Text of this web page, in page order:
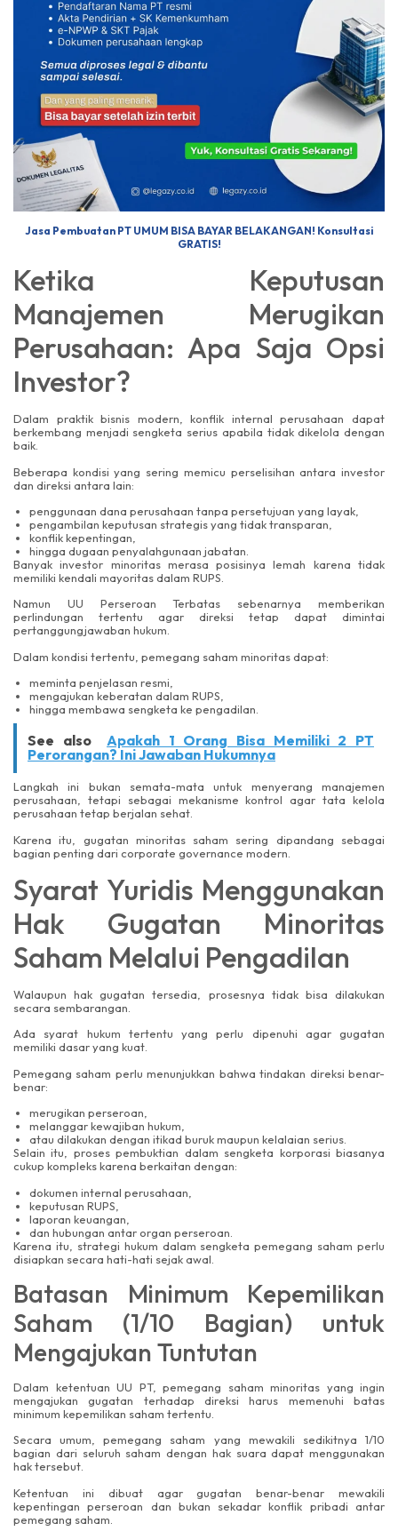
Jasa Pembuatan PT UMUM BISA BAYAR BELAKANGAN! Konsultasi
GRATIS!
Ketika Keputusan
Manajemen Merugikan
Perusahaan: Apa Saja Opsi
Investor?
Dalam praktik bisnis modern, konflik internal perusahaan dapat
berkembang menjadi sengketa serius apabila tidak dikelola dengan
baik.
Beberapa kondisi yang sering memicu perselisihan antara investor
dan direksi antara lain:
penggunaan dana perusahaan tanpa persetujuan yang layak,
pengambilan keputusan strategis yang tidak transparan,
konflik kepentingan,
hingga dugaan penyalahgunaan jabatan.
Banyak investor minoritas merasa posisinya lemah karena tidak
memiliki kendali mayoritas dalam RUPS.
Namun UU Perseroan Terbatas sebenarnya memberikan
perlindungan tertentu agar direksi tetap dapat dimintai
pertanggungjawaban hukum.
Dalam kondisi tertentu, pemegang saham minoritas dapat:
meminta penjelasan resmi,
mengajukan keberatan dalam RUPS,
hingga membawa sengketa ke pengadilan.
See also
Apakah 1 Orang Bisa Memiliki 2 PT
Perorangan? Ini Jawaban Hukumnya
Langkah ini bukan semata-mata untuk menyerang manajemen
perusahaan, tetapi sebagai mekanisme kontrol agar tata kelola
perusahaan tetap berjalan sehat.
Karena itu, gugatan minoritas saham sering dipandang sebagai
bagian penting dari corporate governance modern.
Syarat Yuridis Menggunakan
Hak Gugatan Minoritas
Saham Melalui Pengadilan
Walaupun hak gugatan tersedia, prosesnya tidak bisa dilakukan
secara sembarangan.
Ada syarat hukum tertentu yang perlu dipenuhi agar gugatan
memiliki dasar yang kuat.
Pemegang saham perlu menunjukkan bahwa tindakan direksi benar-
benar:
merugikan perseroan,
melanggar kewajiban hukum,
atau dilakukan dengan itikad buruk maupun kelalaian serius.
Selain itu, proses pembuktian dalam sengketa korporasi biasanya
cukup kompleks karena berkaitan dengan:
dokumen internal perusahaan,
keputusan RUPS,
laporan keuangan,
dan hubungan antar organ perseroan.
Karena itu, strategi hukum dalam sengketa pemegang saham perlu
disiapkan secara hati-hati sejak awal.
Batasan Minimum Kepemilikan
Saham (1/10 Bagian) untuk
Mengajukan Tuntutan
Dalam ketentuan UU PT, pemegang saham minoritas yang ingin
mengajukan gugatan terhadap direksi harus memenuhi batas
minimum kepemilikan saham tertentu.
Secara umum, pemegang saham yang mewakili sedikitnya 1/10
bagian dari seluruh saham dengan hak suara dapat menggunakan
hak tersebut.
Ketentuan ini dibuat agar gugatan benar-benar mewakili
kepentingan perseroan dan bukan sekadar konflik pribadi antar
pemegang saham.